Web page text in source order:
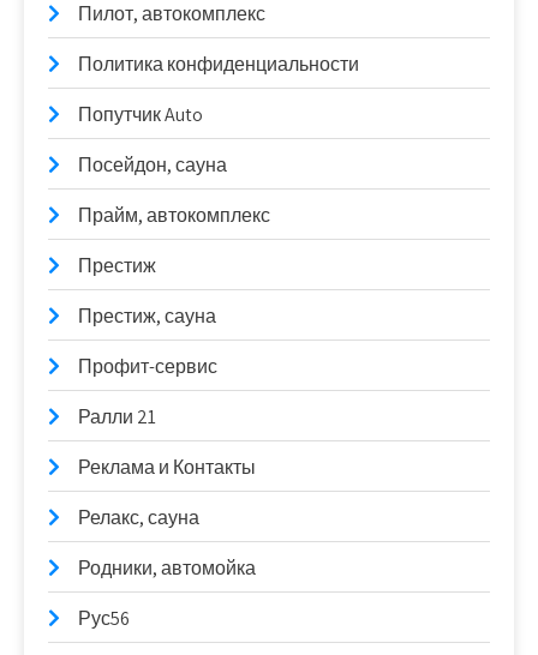
Пилот, автокомплекс
Политика конфиденциальности
Попутчик Auto
Посейдон, сауна
Прайм, автокомплекс
Престиж
Престиж, сауна
Профит-сервис
Ралли 21
Реклама и Контакты
Релакс, сауна
Родники, автомойка
Рус56